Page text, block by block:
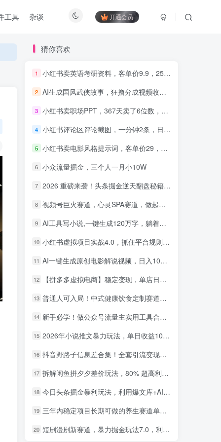
开通会员
工具 杂谈
猜你喜欢
1 小红书卖英语考研资料，客单价9.9，250天卖了16w!
2 AI生成国风武侠故事，狂撸分成视频收益，轻松日入1000+【可多平台分发】！
3 小红书卖职场PPT，367天卖了6位数，从0-1全流程讲解
4 小红书评论区评论截图，一分钟2条，日入几千，多劳多得!
5 小红书卖电影风格提示词，客单价29，50多天卖了790单，小白直接抄作业！
6 小众流量掘金，三个人一月小10W
7 2026 重磅来袭！头条掘金逆天翻盘秘籍，AI 一键打造爆款内容，只需简单复制粘贴，日入 1000 + 轻松实现！
8 视频号巨火赛道，心灵SPA赛道，做起来超简单，每天收益800+！
9 AI工具写小说,一键生成120万字，躺着也能赚，月入2w+！
10 小红书虚拟项目实战4.0，抓住平台规则调整，单店日入500+！
11 AI一键生成原创电影解说视频，日入1000+！
12 【拼多多虚拟电商】稳定变现，单店日利润500+，软件挂机全自动发货，轻松实现月入1w+！
13 普通人可入局！中式健康饮食定制赛道，AI 十分钟做爆款，变现超给力
14 新手必学！做公众号流量主实用工具合集，从选题到变现，一篇搞定（新手必备）
15 2026年小说推文暴力玩法，单日收益1000+，小白看完即可上手
16 抖音野路子信息差合集！全套引流变现玩法，保姆级拆解
17 拆解闲鱼拼夕夕差价玩法，80% 超高利润，日入轻松过千
18 今日头条掘金暴利玩法，利用爆文库+AI辅助，轻松矩阵、当天起号，简单粗暴，日入1000+
19 三年内稳定项目长期可做的养生赛道单条视频收入2200
20 短剧漫剧新赛道，暴力掘金玩法7.0，利用最权威的去重技术，号称单日可收益最高1w+
知识付费5.0，重磅更新 平台
才是王道，长期稳定项目
1 小红书卖英语考研资料，客单价9.9，250天卖了16w!
2 AI生成国风武侠故事，狂撸分成视频收益，轻松日入1000+【可多平台分发】！
3 小红书卖职场PPT，367天卖了6位数，从0-1全流程讲解
4 小红书评论区评论截图，一分钟2条，日入几千，多劳多得!
5 小红书卖电影风格提示词，客单价29，50多天卖了790单，小白直接抄作业！